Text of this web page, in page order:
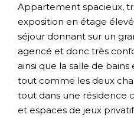
Appartement spacieux,
exposition en étage
séjour donnant sur un
agencé et donc très
ainsi que la salle de
tout comme les deux
tout dans une résidence
et espaces de jeux